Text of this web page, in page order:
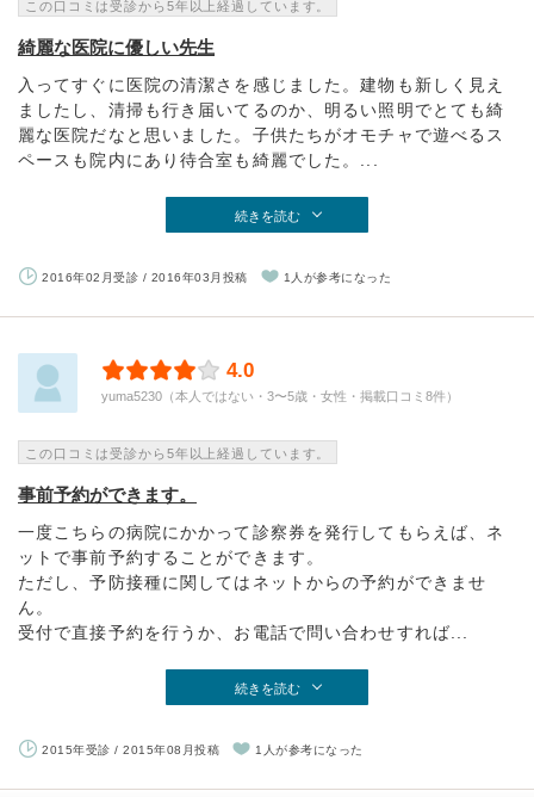
この口コミは受診から5年以上経過しています。
綺麗な医院に優しい先生
入ってすぐに医院の清潔さを感じました。建物も新しく見え
ましたし、清掃も行き届いてるのか、明るい照明でとても綺
麗な医院だなと思いました。子供たちがオモチャで遊べるス
ペースも院内にあり待合室も綺麗でした。...
続きを読む
2016年02月受診 / 2016年03月投稿 1人が参考になった
4.0
yuma5230（本人ではない・3〜5歳・女性・掲載口コミ8件）
この口コミは受診から5年以上経過しています。
事前予約ができます。
一度こちらの病院にかかって診察券を発行してもらえば、ネ
ットで事前予約することができます。
ただし、予防接種に関してはネットからの予約ができませ
ん。
受付で直接予約を行うか、お電話で問い合わせすれば...
続きを読む
2015年受診 / 2015年08月投稿 1人が参考になった